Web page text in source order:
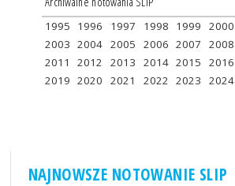
1995 1996 1997 1998 1999 2000
2003 2004 2005 2006 2007 2008
2011
2012 2013 2014 2015 2016
2019 2020 2021 2022 2023 2024
NAJNOWSZE NOTOWANIE SLIP